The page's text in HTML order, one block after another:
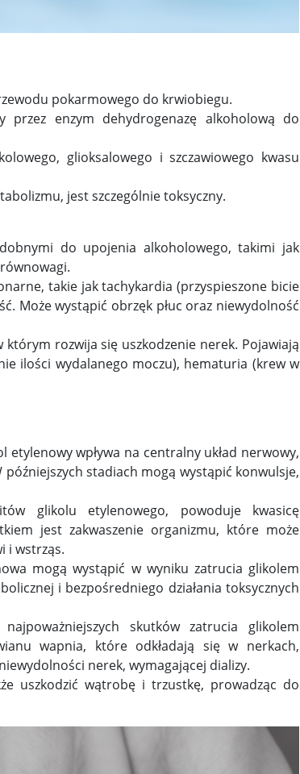
pokarmowego do krwiobiegu.
enzym dehydrogenazę alkoholową do
glioksalowego i szczawiowego kwasu
jest szczególnie toksyczny.
do upojenia alkoholowego, takimi jak
takie jak tachykardia (przyspieszone bicie
Może wystąpić obrzęk płuc oraz niewydolność
rozwija się uszkodzenie nerek. Pojawiają
ilości wydalanego moczu), hematuria (krew w
wpływa na centralny układ nerwowy,
stadiach mogą wystąpić konwulsje,
glikolu etylenowego, powoduje kwasicę
jest zakwaszenie organizmu, które może
i wstrząs.
mogą wystąpić w wyniku zatrucia glikolem
i bezpośredniego działania toksycznych
skutków zatrucia glikolem
wapnia, które odkładają się w nerkach,
nerek, wymagającej dializy.
uszkodzić wątrobę i trzustkę, prowadząc do